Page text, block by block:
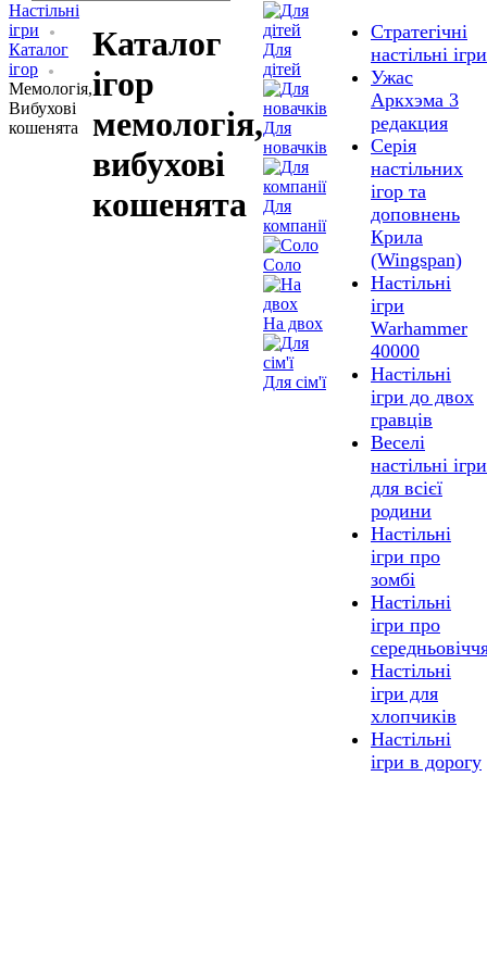
Настільні
ігри
Каталог
ігор
Мемологія,
Вибухові
кошенята
Каталог
ігор
мемологія,
вибухові
кошенята
Для
дітей
Для
новачків
Для
компанії
Соло
На двох
Для сім'ї
Стратегічні
настільні ігри
Ужас
Аркхэма 3
редакция
Серія
настільних
ігор та
доповнень
Крила
(Wingspan)
Настільні
ігри
Warhammer
40000
Настільні
ігри до двох
гравців
Веселі
настільні ігри
для всієї
родини
Настільні
ігри про
зомбі
Настільні
ігри про
Настільні
ігри для
хлопчиків
Настільні
ігри в дорогу